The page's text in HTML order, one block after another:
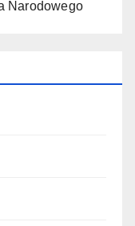
Narodowego